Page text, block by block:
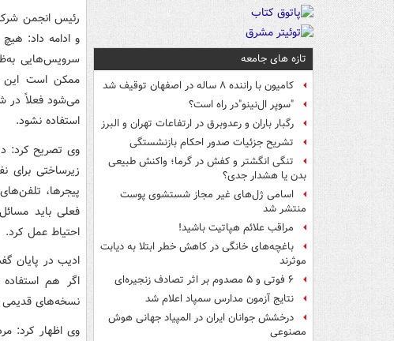
تازه های جامعه
کامیون با راننده ۸ ساله در اصفهان توقیف شد
"سوپر ال‌نینو"در راه است؟
رگبار باران و رعدوبرق در ارتفاعات تهران و البرز
تشریح جزئیات صدور احکام بازنشستگی
تنگی انگشتر و کفش در گرما؛ واکنش طبیعی
بدن یا هشدار جدی؟
اسامی ژل‌های غیر مجاز شستشوی پوست
منتشر شد
مراقب علائم هپاتیت باشید!
باغچه‌های خانگی در کاهش خطر ابتلا به دیابت
موثرند
۶ فوتی و ۵ مصدوم بر اثر تصادف زنجیره‌ای
نتایج آزمون مدارس سمپاد اعلام شد
درخشش جوانان ایران در المپیاد جهانی هوش
مصنوعی
رئیس انجمن
و ادامه داد:
سرویس‌هایی
ممکن است این
می‌شود فعلاً در
استفاده نشود.
وی تصریح کرد:
زیرساختی برای
پیجرها،
فعلی باید
احتیاط عمل کرد.
ادیب در پایان
اگر هم
نسخه‌های قدیمی
وی اظهار کرد: